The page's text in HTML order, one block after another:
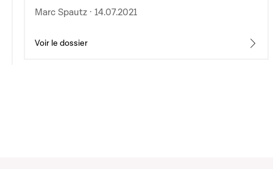
Marc Spautz · 14.07.2021
Voir le dossier